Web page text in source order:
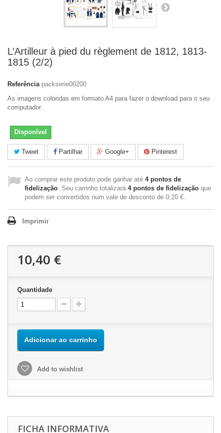
L’Artilleur à pied du règlement de 1812, 1813-
1815 (2/2)
Referência packserie00200
As imagens coloridas em formato A4 para fazer o download para o seu
computador.
Disponível
Tweet Partilhar Google+ Pinterest
Ao comprar este produto pode ganhar até 4pontos de
fidelização. Seu carrinho totalizará 4pontos de fidelização que
podem ser convertidos num vale de desconto de 0,20 €.
Imprimir
10,40 €
Quantidade
Adicionar ao carrinho
Add to wishlist
FICHA INFORMATIVA